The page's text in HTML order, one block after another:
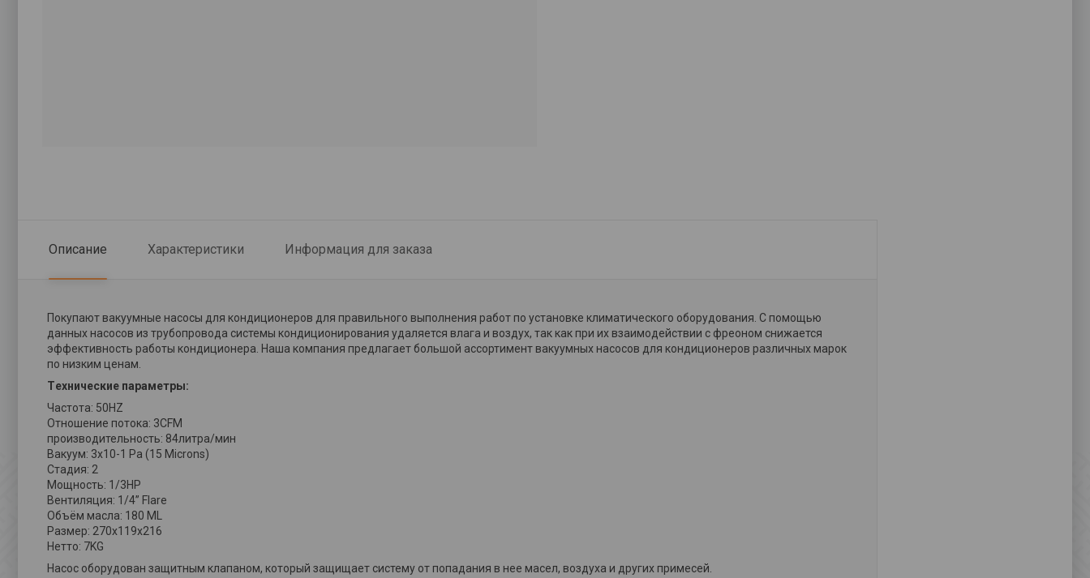
Описание Характеристики Информация для заказа
Покупают вакуумные насосы для кондиционеров для правильного выполнения работ по установке климатического оборудования. С помощью
данных насосов из трубопровода системы кондиционирования удаляется влага и воздух, так как при их взаимодействии с фреоном снижается
эффективность работы кондиционера. Наша компания предлагает большой ассортимент вакуумных насосов для кондиционеров различных марок
по низким ценам.
Tехнические параметры:
Частота: 50HZ
Отношение потока: 3CFM
производительность: 84литра/мин
Вакуум: 3х10-1 Pa (15 Microns)
Стадия: 2
Мощность: 1/3HP
Вентиляция: 1/4” Flare
Объём масла: 180 ML
Размер: 270х119х216
Нетто: 7KG
Насос оборудован защитным клапаном, который защищает систему от попадания в нее масел, воздуха и других примесей.